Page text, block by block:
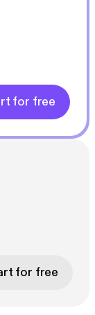
for free
for free